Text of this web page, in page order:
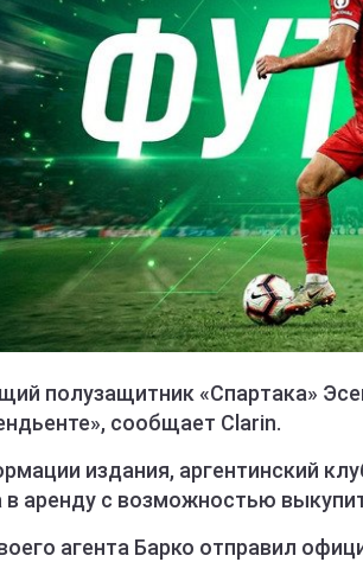
полузащитник «Спартака»
сообщает Clarin.
издания, аргентинский
в аренду с возможностью
агента Барко отправил